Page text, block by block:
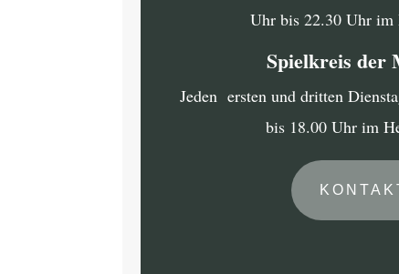
Uhr bis 22.30 Uhr im
Spielkreis der
Jeden ersten und dritten
bis 18.00 Uhr im